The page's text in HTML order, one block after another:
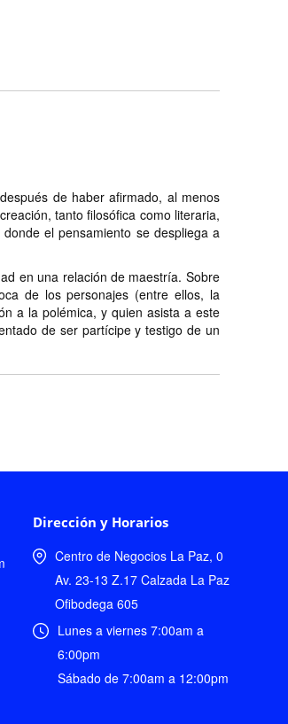
de haber afirmado, al menos
tanto filosófica como literaria,
el pensamiento se despliega a
en una relación de maestría. Sobre
de los personajes (entre ellos, la
a la polémica, y quien asista a este
de ser partícipe y testigo de un
Dirección y Horarios
Centro de Negocios La Paz, 0
Av. 23-13 Z.17 Calzada La Paz
Ofibodega 605
Lunes a viernes 7:00am a
6:00pm
Sábado de 7:00am a 12:00pm